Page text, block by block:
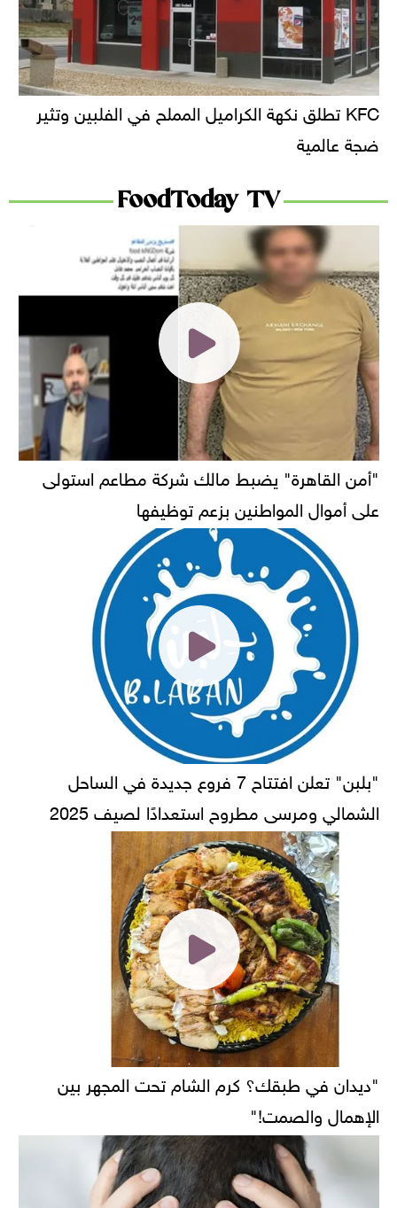
KFC تطلق نكهة الكراميل المملح في الفلبين وتثير
ضجة عالمية
FoodToday TV
"أمن القاهرة" يضبط مالك شركة مطاعم استولى
على أموال المواطنين بزعم توظيفها
"بلبن" تعلن افتتاح 7 فروع جديدة في الساحل
الشمالي ومرسى مطروح استعدادًا لصيف 2025
"ديدان في طبقك؟ كرم الشام تحت المجهر بين
الإهمال والصمت!"